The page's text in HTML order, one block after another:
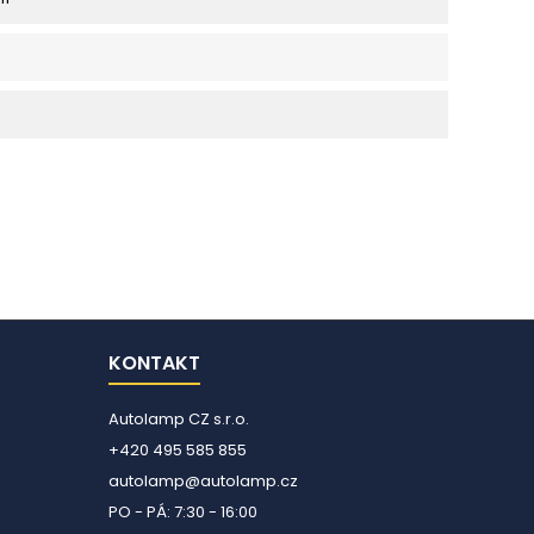
KONTAKT
Autolamp CZ s.r.o.
+420 495 585 855
autolamp@autolamp.cz
PO - PÁ: 7:30 - 16:00